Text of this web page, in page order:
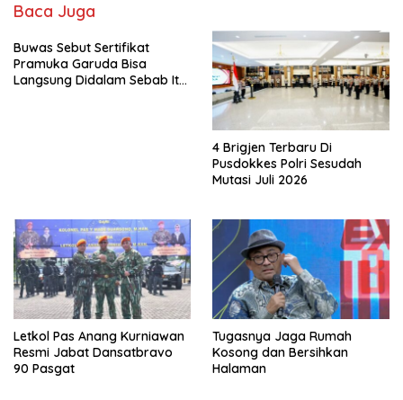
Baca Juga
Buwas Sebut Sertifikat
Pramuka Garuda Bisa
Langsung Didalam Sebab Itu
4 Brigjen Terbaru Di
Pusdokkes Polri Sesudah
Mutasi Juli 2026
Letkol Pas Anang Kurniawan
Resmi Jabat Dansatbravo
90 Pasgat
Tugasnya Jaga Rumah
Kosong dan Bersihkan
Halaman